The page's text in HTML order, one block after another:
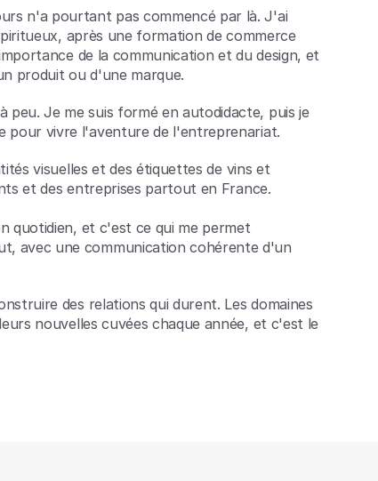
n'a pourtant pas commencé par là. J'ai
après une formation de commerce
de la communication et du design, et
produit ou d'une marque.
peu. Je me suis formé en autodidacte, puis je
pour vivre l'aventure de l'entreprenariat.
visuelles et des étiquettes de vins et
et des entreprises partout en France.
quotidien, et c'est ce qui me permet
avec une communication cohérente d'un
des relations qui durent. Les domaines
nouvelles cuvées chaque année, et c'est le